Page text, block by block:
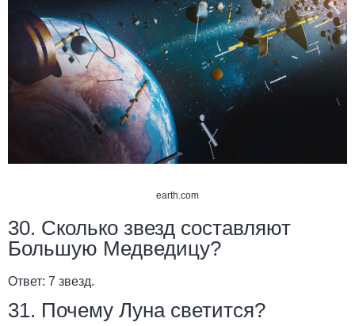
earth.com
30. Сколько звезд составляют
Большую Медведицу?
Ответ: 7 звезд.
31. Почему Луна светится?